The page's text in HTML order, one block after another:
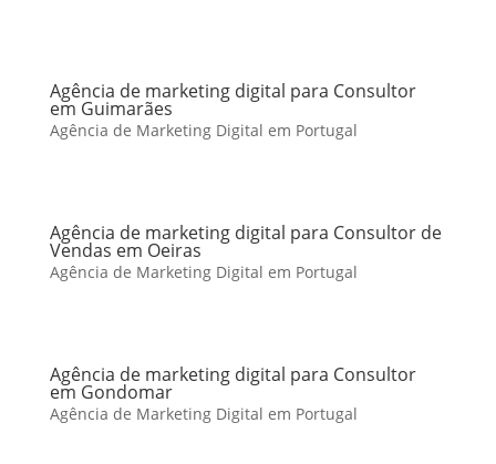
Agência de marketing digital para Consultor
em Guimarães
Agência de Marketing Digital em Portugal
Agência de marketing digital para Consultor de
Vendas em Oeiras
Agência de Marketing Digital em Portugal
Agência de marketing digital para Consultor
em Gondomar
Agência de Marketing Digital em Portugal